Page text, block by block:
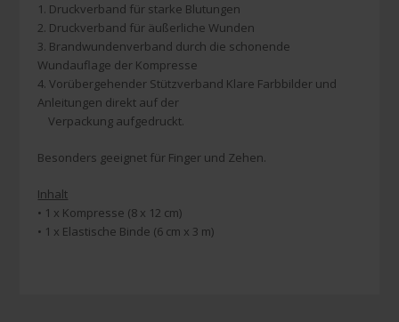
1. Druckverband für starke Blutungen
2. Druckverband für äußerliche Wunden
3. Brandwundenverband durch die schonende
Wundauflage der Kompresse
4. Vorübergehender Stützverband Klare Farbbilder und
Anleitungen direkt auf der
Verpackung aufgedruckt.
Besonders geeignet für Finger und Zehen.
Inhalt
• 1 x Kompresse (8 x 12 cm)
• 1 x Elastische Binde (6 cm x 3 m)